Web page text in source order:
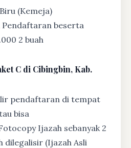
(Kemeja)
Pendaftaran beserta
2 buah
C di Cibingbin, Kab.
pendaftaran di tempat
bisa
Ijazah sebanyak 2
dilegalisir (Ijazah Asli